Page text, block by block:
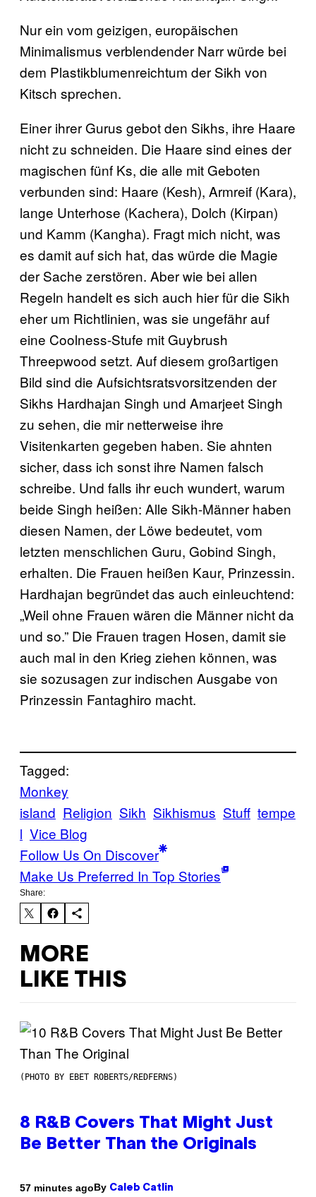
Nur ein vom geizigen, europäischen
Minimalismus verblendender Narr würde bei
dem Plastikblumenreichtum der Sikh von
Kitsch sprechen.
Einer ihrer Gurus gebot den Sikhs, ihre Haare
nicht zu schneiden. Die Haare sind eines der
magischen fünf Ks, die alle mit Geboten
verbunden sind: Haare (Kesh), Armreif (Kara),
lange Unterhose (Kachera), Dolch (Kirpan)
und Kamm (Kangha). Fragt mich nicht, was
es damit auf sich hat, das würde die Magie
der Sache zerstören. Aber wie bei allen
Regeln handelt es sich auch hier für die Sikh
eher um Richtlinien, was sie ungefähr auf
eine Coolness-Stufe mit Guybrush
Threepwood setzt. Auf diesem großartigen
Bild sind die Aufsichtsratsvorsitzenden der
Sikhs Hardhajan Singh und Amarjeet Singh
zu sehen, die mir netterweise ihre
Visitenkarten gegeben haben. Sie ahnten
sicher, dass ich sonst ihre Namen falsch
schreibe. Und falls ihr euch wundert, warum
beide Singh heißen: Alle Sikh-Männer haben
diesen Namen, der Löwe bedeutet, vom
letzten menschlichen Guru, Gobind Singh,
erhalten. Die Frauen heißen Kaur, Prinzessin.
Hardhajan begründet das auch einleuchtend:
„Weil ohne Frauen wären die Männer nicht da
und so.” Die Frauen tragen Hosen, damit sie
auch mal in den Krieg ziehen können, was
sie sozusagen zur indischen Ausgabe von
Prinzessin Fantaghiro macht.
Tagged:
Monkey
island Religion Sikh Sikhismus Stuff tempe
l Vice Blog
Follow Us On Discover
Make Us Preferred In Top Stories
Share:
MORE
LIKE THIS
(PHOTO BY EBET ROBERTS/REDFERNS)
8 R&B Covers That Might Just
Be Better Than the Originals
57 minutes agoBy Caleb Catlin